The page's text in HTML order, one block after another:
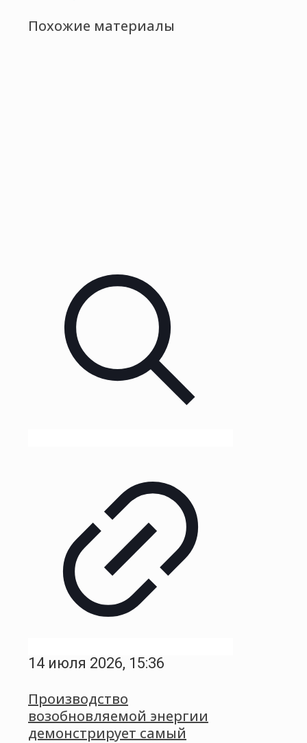
Похожие материалы
14 июля 2026, 15:36
Производство
возобновляемой энергии
демонстрирует самый